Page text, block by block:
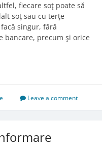
fiecare soţ poate să
soţ sau cu terţe
singur, fără
bancare, precum şi orice
Leave a comment